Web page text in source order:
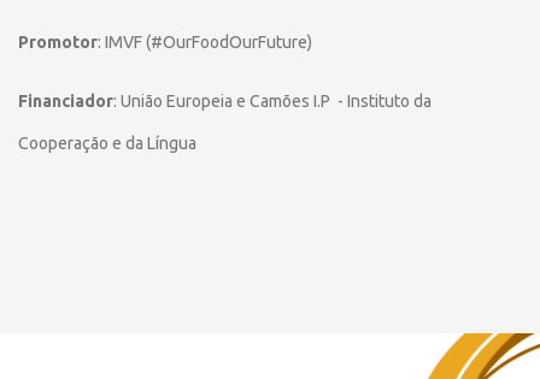
Promotor: IMVF (#OurFoodOurFuture)
Financiador: União Europeia e Camões I.P - Instituto da
Cooperação e da Língua